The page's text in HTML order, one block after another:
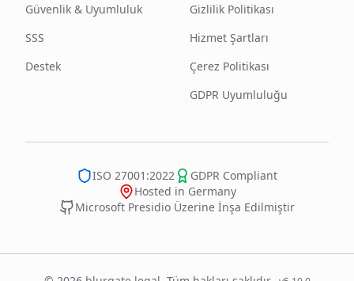
Güvenlik & Uyumluluk
SSS
Destek
Gizlilik Politikası
Hizmet Şartları
Çerez Politikası
GDPR Uyumluluğu
ISO 27001:2022
GDPR Compliant
Hosted in Germany
Microsoft Presidio Üzerine İnşa Edilmiştir